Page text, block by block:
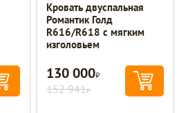
Кровать двуспальная
Романтик Голд
R616/R618 с мягким
изголовьем
130 000Р
152 941Р